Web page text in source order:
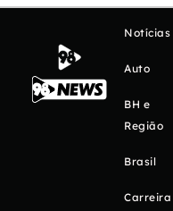
Notícias
Auto
BH e
Região
Brasil
Carreira